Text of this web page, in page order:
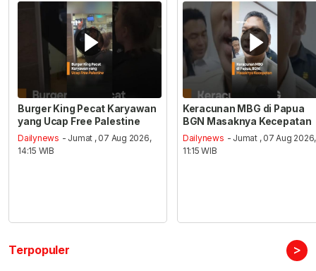
Burger King Pecat Karyawan
yang Ucap Free Palestine
Dailynews - Jumat , 07 Aug 2026,
14:15 WIB
Keracunan MBG di Papua
BGN Masaknya Kecepatan
Dailynews - Jumat , 07 Aug 2026,
11:15 WIB
Terpopuler >